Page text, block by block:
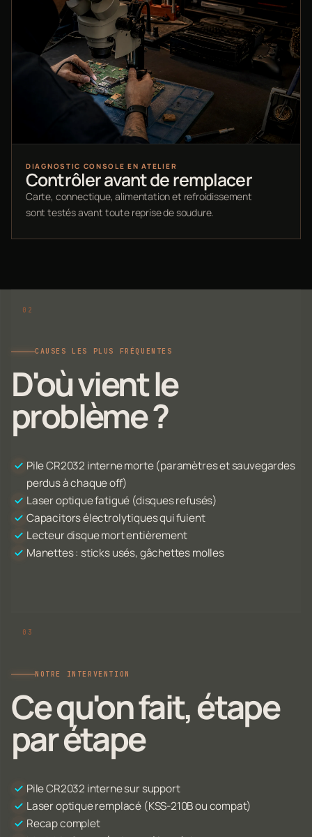
DIAGNOSTIC CONSOLE EN ATELIER
Contrôler avant de remplacer
Carte, connectique, alimentation et refroidissement
sont testés avant toute reprise de soudure.
CAUSES LES PLUS FRÉQUENTES
D'où vient le
problème ?
Pile CR2032 interne morte (paramètres et sauvegardes
perdus à chaque off)
Laser optique fatigué (disques refusés)
Capacitors électrolytiques qui fuient
Lecteur disque mort entièrement
Manettes : sticks usés, gâchettes molles
NOTRE INTERVENTION
Ce qu'on fait, étape
par étape
Pile CR2032 interne sur support
Laser optique remplacé (KSS-210B ou compat)
Recap complet